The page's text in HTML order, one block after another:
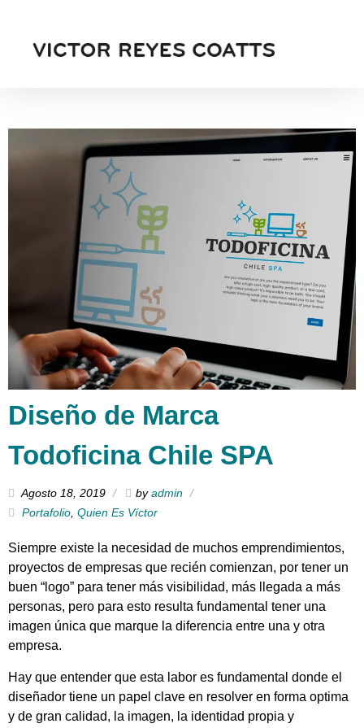
Diseño de Marca
Todoficina Chile SPA
Agosto 18, 2019 byadmin
Portafolio Quien Es Víctor
Siempre existe la necesidad de muchos emprendimientos,
proyectos de empresas que recién comienzan, por tener un
buen “logo” para tener más visibilidad, más llegada a más
personas, pero para esto resulta fundamental tener una
imagen única que marque la diferencia entre una y otra
empresa.
Hay que entender que esta labor es fundamental donde el
diseñador tiene un papel clave en resolver en forma optima
y de gran calidad, la imagen, la identidad propia y